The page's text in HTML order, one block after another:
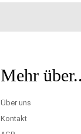
Mehr
Über uns
Kontakt